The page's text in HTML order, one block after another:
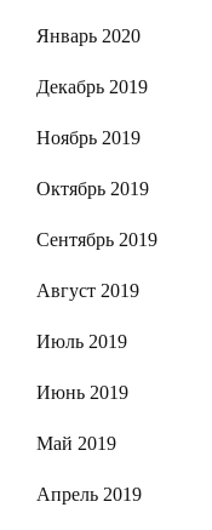
Январь 2020
Декабрь 2019
Ноябрь 2019
Октябрь 2019
Сентябрь 2019
Август 2019
Июль 2019
Июнь 2019
Май 2019
Апрель 2019